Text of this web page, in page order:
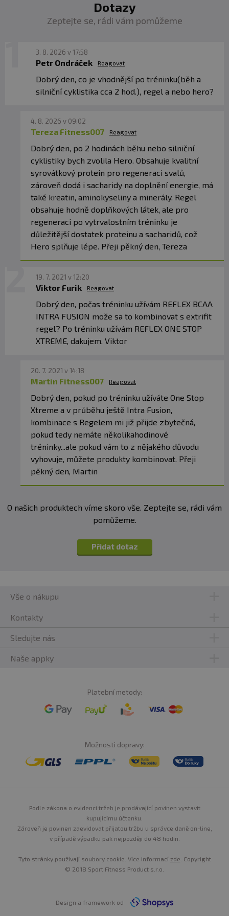
Minimální trvanlivost:viz obal
Není určeno pro děti, těhotné a kojící ženy. Ukládejte
mimo dosah přímého slunečního záření. Chraňte před
mrazem. Výrobce neručí za případné škody vzniklé
Upozornění pro alergiky:Alergeny jsou vyznačeny
tučněve složení produktu.
Dotazy
Zeptejte se, rádi vám pomůžeme
3. 8. 2026 v 17:58
Petr Ondráček Reagovat
Dobrý den, co je vhodnější po tréninku(běh a
silniční cyklistika cca 2 hod.), regel a nebo hero?
4. 8. 2026 v 09:02
Tereza Fitness007 Reagovat
Dobrý den, po 2 hodinách běhu nebo silniční
cyklistiky bych zvolila Hero. Obsahuje kvalitní
syrovátkový protein pro regeneraci svalů,
zároveň dodá i sacharidy na doplnění energie, má
také kreatin, aminokyseliny a minerály. Regel
obsahuje hodně doplňkových látek, ale pro
regeneraci po vytrvalostním tréninku je
důležitější dostatek proteinu a sacharidů, což
Hero splňuje lépe. Přeji pěkný den, Tereza
19. 7. 2021 v 12:20
Viktor Furik Reagovat
Dobrý den, počas tréninku užívám REFLEX BCAA
INTRA FUSION može sa to kombinovat s extrifit
regel? Po tréninku užívám REFLEX ONE STOP
XTREME, dakujem. Viktor
20. 7. 2021 v 14:18
Martin Fitness007 Reagovat
Dobrý den, pokud po tréninku užíváte One Stop
Xtreme a v průběhu ještě Intra Fusion,
kombinace s Regelem mi již přijde zbytečná,
pokud tedy nemáte několikahodinové
tréninky...ale pokud vám to z nějakého důvodu
vyhovuje, můžete produkty kombinovat. Přeji
pěkný den, Martin
O našich produktech víme skoro vše. Zeptejte se, rádi vám
pomůžeme.
Přidat dotaz
Vše o nákupu
Kontakty
Sledujte nás
Naše appky
Platební metody:
Možnosti dopravy:
Podle zákona o evidenci tržeb je prodávající povinen vystavit
kupujícímu účtenku.
Zároveň je povinen zaevidovat přijatou tržbu u správce daně on-line,
v případě výpadku pak nejpozději do 48 hodin.
Tyto stránky používají soubory cookie. Více informací zde . Copyright
© 2018 Sport Fitness Product s.r.o.
Design a framework od